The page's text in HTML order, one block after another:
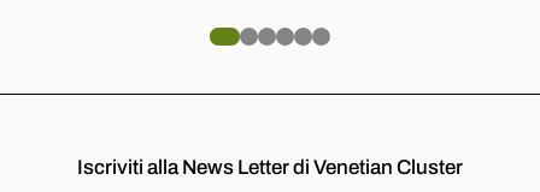
Iscriviti alla News Letter di Venetian Cluster